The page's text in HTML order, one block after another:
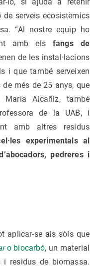
serveis ecosistèmics
“Al nostre equip ho
amb els fangs de
de les instal·lacions
i que també serveixen
més de 25 anys, que
Alcañiz, també
de la UAB, i
amb altres residus
experimentals al
pedreres i
aplicar-se als sòls que
o biocarbó, un material
i residus de biomassa.